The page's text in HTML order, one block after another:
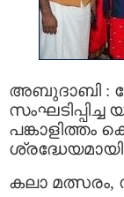
അബുദാബി :
കലാ